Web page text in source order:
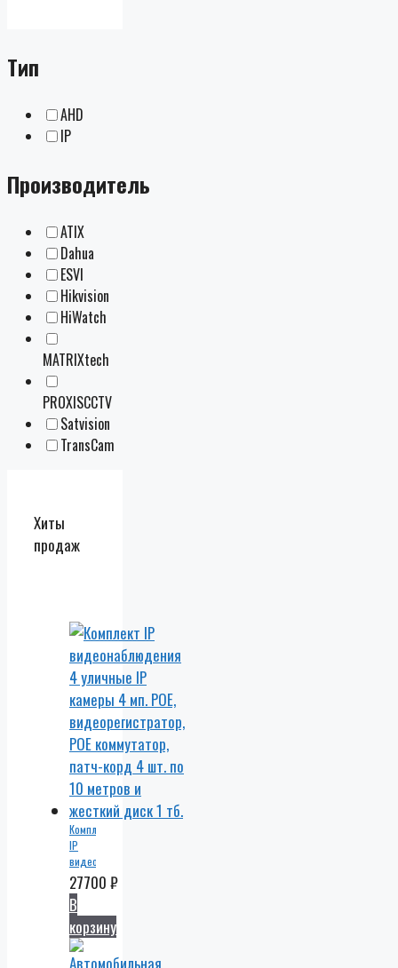
Тип
AHD
IP
Производитель
ATIX
Dahua
ESVI
Hikvision
HiWatch
MATRIXtech
PROXISCCTV
Satvision
TransCam
Хиты
продаж
Комплект
IP
видеонаблюдения
4
уличные
IP
камеры
4 мп.
POE,
27700 ₽
В
корзину